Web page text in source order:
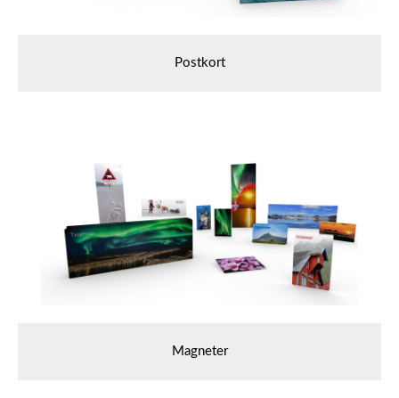
Postkort
Magneter